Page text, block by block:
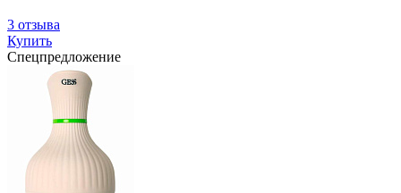
3 отзыва
Купить
Спецпредложение